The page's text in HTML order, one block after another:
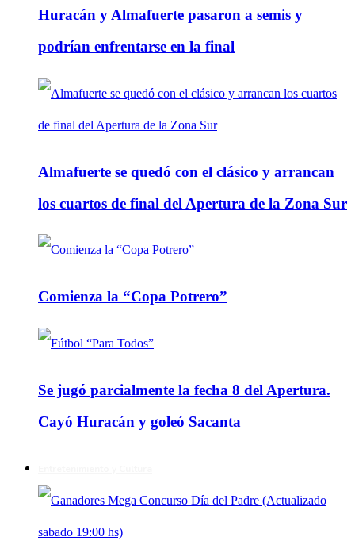
Huracán y Almafuerte pasaron a semis y
podrían enfrentarse en la final
Almafuerte se quedó con el clásico y arrancan
los cuartos de final del Apertura de la Zona Sur
Comienza la “Copa Potrero”
Se jugó parcialmente la fecha 8 del Apertura.
Cayó Huracán y goleó Sacanta